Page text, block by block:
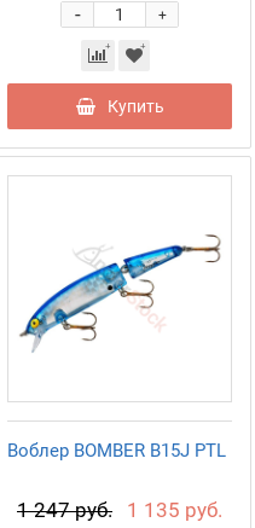
+
-
Купить
Воблер BOMBER B15J PTL
1 247 руб. 1 135 руб.